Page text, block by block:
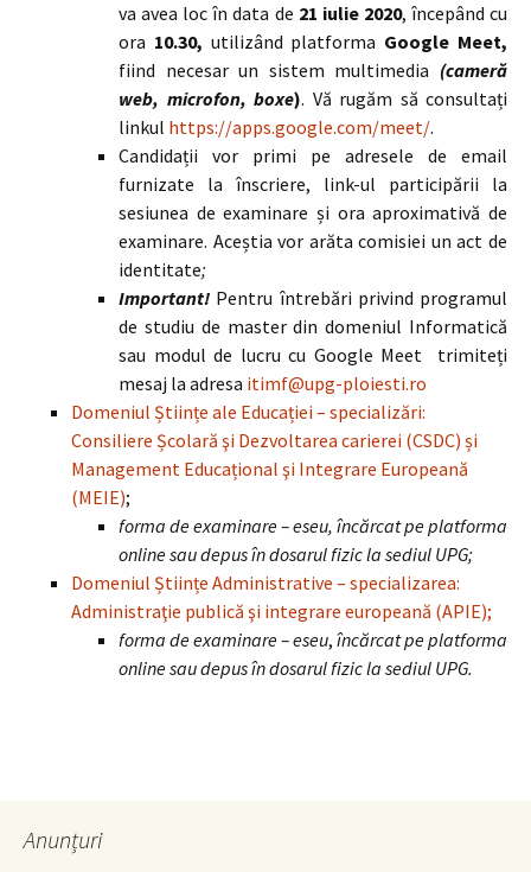
va avea loc în data de 21 iulie 2020, începând cu
ora 10.30, utilizând platforma Google Meet,
fiind necesar un sistem multimedia (cameră
web, microfon, boxe). Vă rugăm să consultați
linkul https://apps.google.com/meet/.
Candidații vor primi pe adresele de email
furnizate la înscriere, link-ul participării la
sesiunea de examinare și ora aproximativă de
examinare. Aceștia vor arăta comisiei un act de
identitate;
Important! Pentru întrebări privind programul
de studiu de master din domeniul Informatică
sau modul de lucru cu Google Meet trimiteți
mesaj la adresa itimf@upg-ploiesti.ro
Domeniul Științe ale Educației – specializări:
Consiliere Școlară şi Dezvoltarea carierei (CSDC) și
Management Educațional şi Integrare Europeană
(MEIE);
forma de examinare – eseu, încărcat pe platforma
online sau depus în dosarul fizic la sediul UPG;
Domeniul Științe Administrative – specializarea:
Administraţie publică şi integrare europeană (APIE);
forma de examinare – eseu, încărcat pe platforma
online sau depus în dosarul fizic la sediul UPG.
Anunțuri